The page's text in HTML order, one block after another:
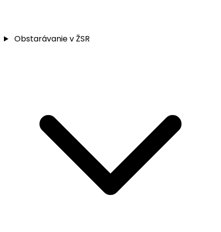
Obstarávanie v ŽSR